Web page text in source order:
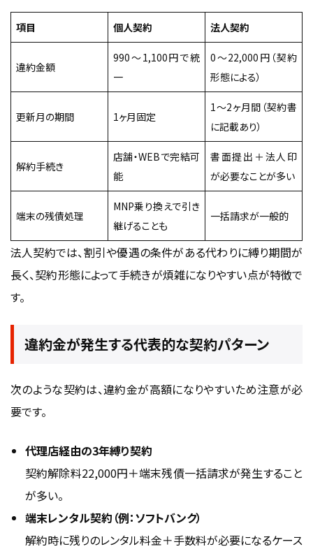
項目 個人契約 法人契約
違約金額
990〜1,100円で統
一
0〜22,000円（契約
形態による）
更新月の期間 1ヶ月固定
1〜2ヶ月間（契約書
に記載あり）
解約手続き
店舗・WEBで完結可
能
書面提出＋法人印
が必要なことが多い
端末の残債処理
MNP乗り換えで引き
継げることも
一括請求が一般的
法人契約では、割引や優遇の条件がある代わりに縛り期間が
長く、契約形態によって手続きが煩雑になりやすい点が特徴で
す。
違約金が発生する代表的な契約パターン
次のような契約は、違約金が高額になりやすいため注意が必
要です。
代理店経由の3年縛り契約
契約解除料22,000円＋端末残債一括請求が発生すること
が多い。
端末レンタル契約（例：ソフトバンク）
解約時に残りのレンタル料金＋手数料が必要になるケース